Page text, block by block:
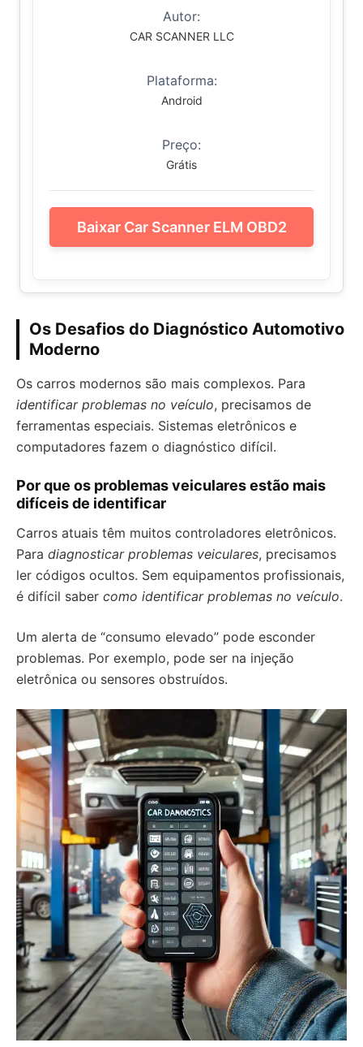
Autor:
CAR SCANNER LLC
Plataforma:
Android
Preço:
Grátis
Baixar Car Scanner ELM OBD2
Os Desafios do Diagnóstico Automotivo
Moderno
Os carros modernos são mais complexos. Para
identificar problemas no veículo, precisamos de
ferramentas especiais. Sistemas eletrônicos e
computadores fazem o diagnóstico difícil.
Por que os problemas veiculares estão mais
difíceis de identificar
Carros atuais têm muitos controladores eletrônicos.
Para diagnosticar problemas veiculares, precisamos
ler códigos ocultos. Sem equipamentos profissionais,
é difícil saber como identificar problemas no veículo.
Um alerta de “consumo elevado” pode esconder
problemas. Por exemplo, pode ser na injeção
eletrônica ou sensores obstruídos.